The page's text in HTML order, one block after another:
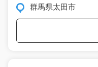
群馬県太田市